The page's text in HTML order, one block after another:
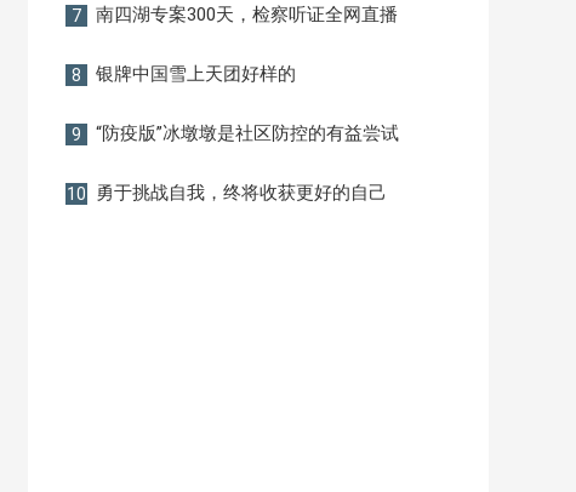
7 南四湖专案300天，检察听证全网直播
8 银牌中国雪上天团好样的
9 “防疫版”冰墩墩是社区防控的有益尝试
10 勇于挑战自我，终将收获更好的自己